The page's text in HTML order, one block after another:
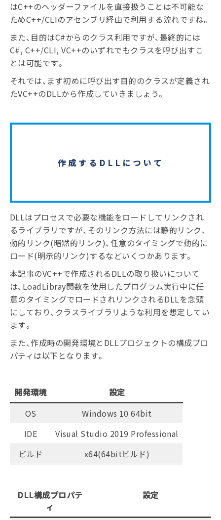
はC++のヘッダーファイルを直接扱うことは不可能な
ためC++/CLIのアセンブリ経由で利用する流れですね。
また、目的はC#からのクラス利用ですが、最終的には
C#, C++/CLI, VC++のいずれでもクラスを呼び出すこ
とは可能です。
それでは、まず初めに呼び出す目的のクラスが定義され
たVC++のDLLから作成していきましょう。
作成するDLLについて
DLLはプロセスで必要な機能をロードしてリンクされ
るライブラリですが、そのリンク方法には静的リンク、
動的リンク(暗黙的リンク)、任意のタイミングで動的に
ロード(明示的リンク)するなどいくつかあります。
本記事のVC++で作成されるDLLの取り扱いについて
は、LoadLibray関数を使用したプログラム実行中に任
意のタイミングでロードされリンクされるDLLを念頭
にしており、クラスライブラリような利用を想定してい
ます。
また、作成時の開発環境とDLLプロジェクトの構成プロ
パティは以下となります。
開発環境
設定
OS
Windows 10 64bit
IDE
Visual Studio 2019 Professional
ビルド
x64(64bitビルド)
DLL構成プロパテ
ィ
設定